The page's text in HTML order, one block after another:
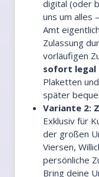
digital (oder
uns um alles
Amt
Zulassung
vorläufigen
sofort legal
Plaketten
später
Variante 2:
Exklusiv für
der großen
Viersen,
persönliche
Bring deine